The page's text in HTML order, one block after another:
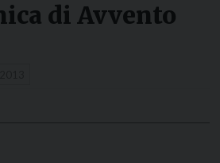
di Avvento